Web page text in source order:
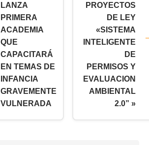
LANZA
PRIMERA
ACADEMIA
QUE
CAPACITARÁ
EN TEMAS DE
INFANCIA
GRAVEMENTE
VULNERADA
PROYECTOS
DE LEY
«SISTEMA
INTELIGENTE
DE
PERMISOS Y
EVALUACION
AMBIENTAL
2.0” »